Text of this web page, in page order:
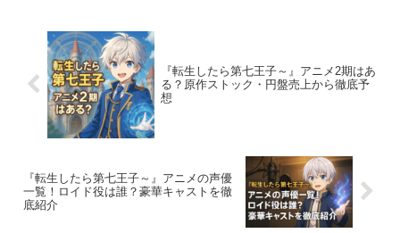
『転生したら第七王子～』アニメ2期はあ
る？原作ストック・円盤売上から徹底予
想
『転生したら第七王子～』アニメの声優
一覧！ロイド役は誰？豪華キャストを徹
底紹介